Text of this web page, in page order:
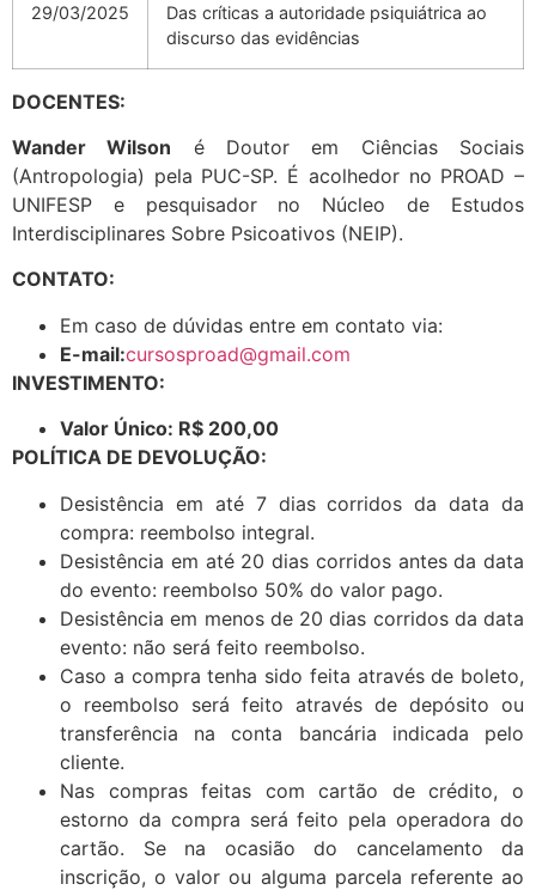
29/03/2025
Das críticas a autoridade psiquiátrica ao
discurso das evidências
DOCENTES:
Wander Wilson é Doutor em Ciências Sociais
(Antropologia) pela PUC-SP. É acolhedor no PROAD –
UNIFESP e pesquisador no Núcleo de Estudos
Interdisciplinares Sobre Psicoativos (NEIP).
CONTATO:
Em caso de dúvidas entre em contato via:
E-mail:cursosproad@gmail.com
INVESTIMENTO:
Valor Único: R$ 200,00
POLÍTICA DE DEVOLUÇÃO:
Desistência em até 7 dias corridos da data da
compra: reembolso integral.
Desistência em até 20 dias corridos antes da data
do evento: reembolso 50% do valor pago.
Desistência em menos de 20 dias corridos da data
evento: não será feito reembolso.
Caso a compra tenha sido feita através de boleto,
o reembolso será feito através de depósito ou
transferência na conta bancária indicada pelo
cliente.
Nas compras feitas com cartão de crédito, o
estorno da compra será feito pela operadora do
cartão. Se na ocasião do cancelamento da
inscrição, o valor ou alguma parcela referente ao